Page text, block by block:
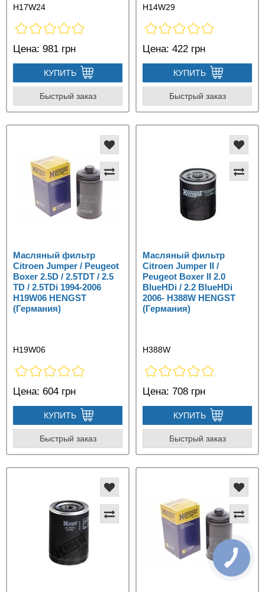
H17W24
Цена: 981 грн
КУПИТЬ
Быстрый заказ
H14W29
Цена: 422 грн
КУПИТЬ
Быстрый заказ
Масляный фильтр
Citroen Jumper / Peugeot
Boxer 2.5D / 2.5TDT / 2.5
TD / 2.5TDi 1994-2006
H19W06 HENGST
(Германия)
H19W06
Цена: 604 грн
КУПИТЬ
Быстрый заказ
Масляный фильтр
Citroen Jumper II /
Peugeot Boxer II 2.0
BlueHDi / 2.2 BlueHDi
2006- H388W HENGST
(Германия)
H388W
Цена: 708 грн
КУПИТЬ
Быстрый заказ